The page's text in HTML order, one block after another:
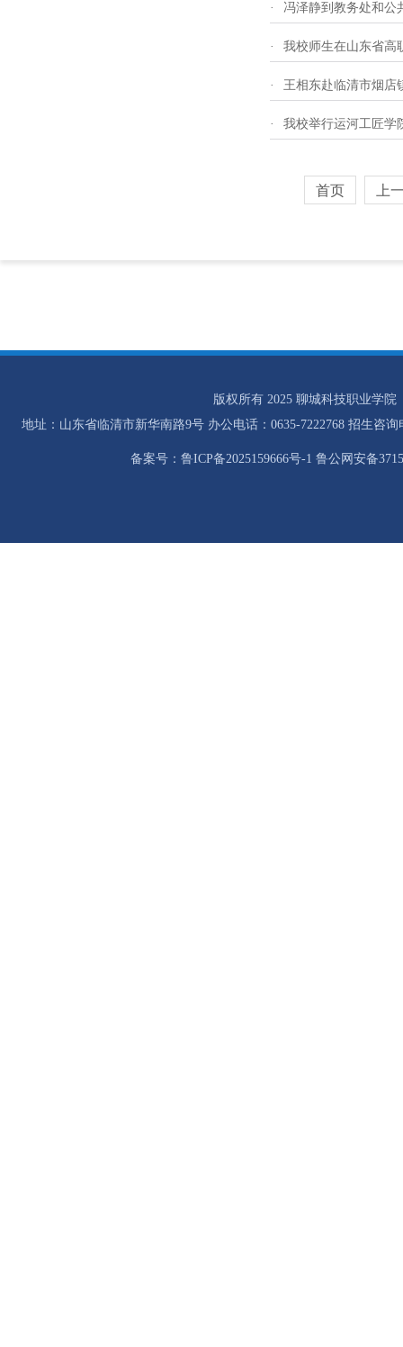
· 冯泽静到教务处和公
· 我校师生在山东省高
· 王相东赴临清市烟店
· 我校举行运河工匠学
首页 上
版权所有 2025 聊城科技职业学院
地址：山东省临清市新华南路9号 办公电话：0635-7222768 招生咨询
备案号：鲁ICP备2025159666号-1 鲁公网安备